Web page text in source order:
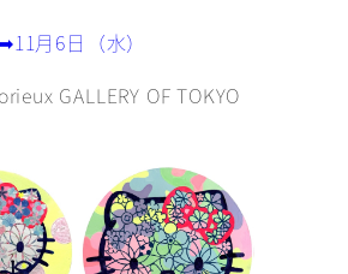
月6日（水）
GALLERY OF TOKYO